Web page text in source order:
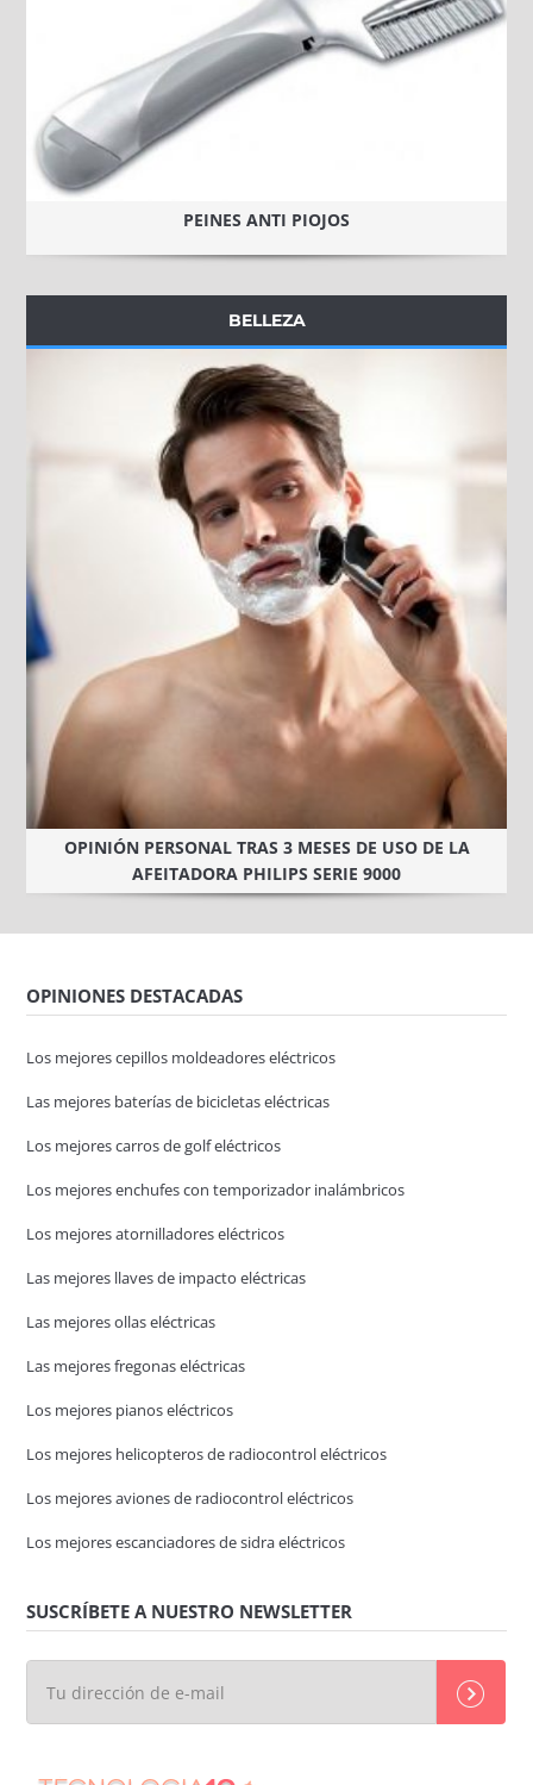
PEINES ANTI PIOJOS
BELLEZA
OPINIÓN PERSONAL TRAS 3 MESES DE USO DE LA
AFEITADORA PHILIPS SERIE 9000
OPINIONES DESTACADAS
Los mejores cepillos moldeadores eléctricos
Las mejores baterías de bicicletas eléctricas
Los mejores carros de golf eléctricos
Los mejores enchufes con temporizador inalámbricos
Los mejores atornilladores eléctricos
Las mejores llaves de impacto eléctricas
Las mejores ollas eléctricas
Las mejores fregonas eléctricas
Los mejores pianos eléctricos
Los mejores helicopteros de radiocontrol eléctricos
Los mejores aviones de radiocontrol eléctricos
Los mejores escanciadores de sidra eléctricos
SUSCRÍBETE A NUESTRO NEWSLETTER